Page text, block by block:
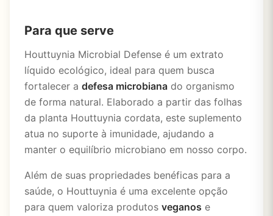
Para que serve
Houttuynia Microbial Defense é um extrato
líquido ecológico, ideal para quem busca
fortalecer a defesa microbiana do organismo
de forma natural. Elaborado a partir das folhas
da planta Houttuynia cordata, este suplemento
atua no suporte à imunidade, ajudando a
manter o equilíbrio microbiano em nosso corpo.
Além de suas propriedades benéficas para a
saúde, o Houttuynia é uma excelente opção
para quem valoriza produtos veganos e